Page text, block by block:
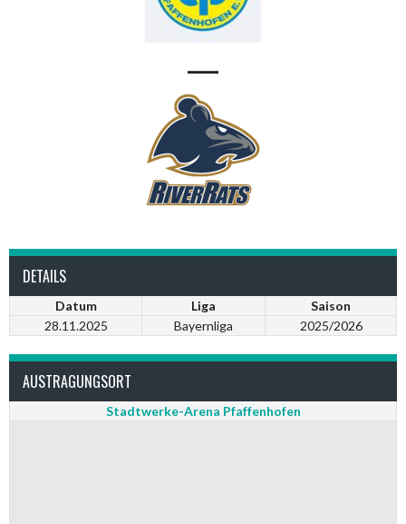
—
DETAILS
Datum Liga
Saison
28.11.2025
Bayernliga 2025/2026
AUSTRAGUNGSORT
Stadtwerke-Arena Pfaffenhofen